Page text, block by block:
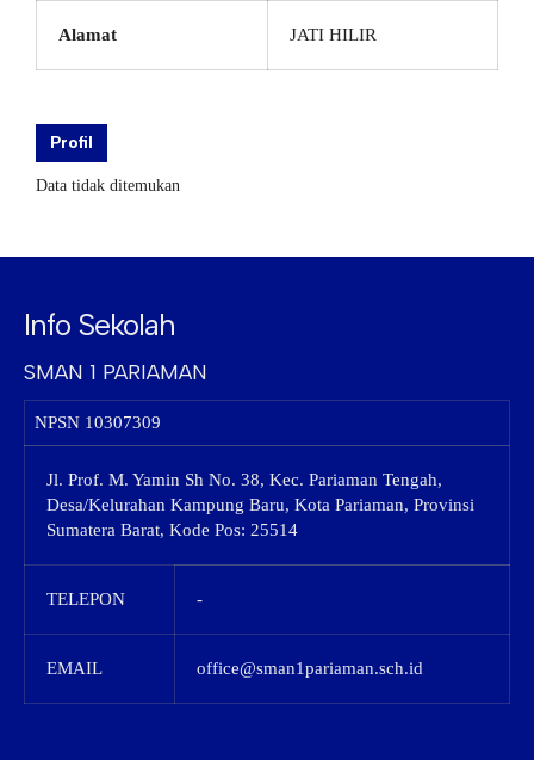
Alamat JATI HILIR
Profil
Data tidak ditemukan
Info Sekolah
SMAN 1 PARIAMAN
NPSN 10307309
Jl. Prof. M. Yamin Sh No. 38, Kec. Pariaman Tengah,
Desa/Kelurahan Kampung Baru, Kota Pariaman, Provinsi
Sumatera Barat, Kode Pos: 25514
TELEPON -
EMAIL office@sman1pariaman.sch.id